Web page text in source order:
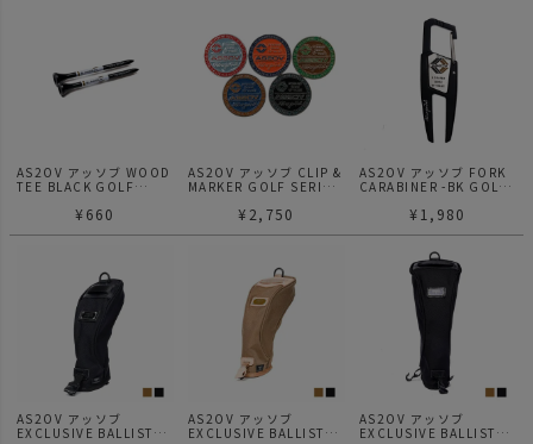
AS2OV アッソブ WOOD
TEE BLACK GOLF
ラック ゴルフシリーズ
¥ 660
AS2OV アッソブ CLIP &
MARKER GOLF SERIES
フシリーズ
¥ 2,750
AS2OV アッソブ FORK
CARABINER -BK GOLF
ナ ブラック ゴルフシリ
¥ 1,980
AS2OV アッソブ
EXCLUSIVE BALLISTIC
AS2OV アッソブ
EXCLUSIVE BALLISTIC
AS2OV アッソブ
EXCLUSIVE BALLISTIC